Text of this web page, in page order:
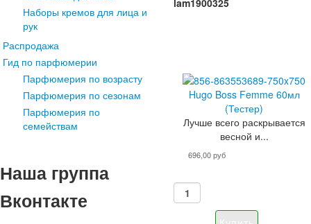
Наборы кремов для лица и
рук
Распродажа
Гид по парфюмерии
Парфюмерия по возрасту
Парфюмерия по сезонам
Парфюмерия по
семействам
Наша группа
Вконтакте
Hugo Boss Femme 60мл
(Тестер)
Лучше всего раскрывается
весной и...
696,00 руб